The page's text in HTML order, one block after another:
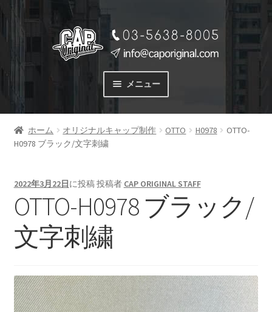
ョ
へ
ス
ッ
プ
へ
キ
ッ
メニュー
サービス
SERVICE
商品一覧
制作事例
ホーム オリジナルキャップ制作 OTTO H0978
OTTO-
H0978 ブラック/文字刺繍
2022年3月22日に投稿投稿者 CAP ORIGINAL STAFF
OTTO-H0978 ブラック/
文字刺繍